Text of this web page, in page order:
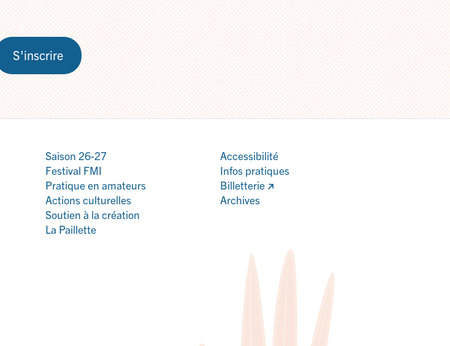
S'inscrire
Saison 26-27
Festival FMI
Pratique en amateurs
Actions culturelles
Soutien à la création
La Paillette
Accessibilité
Infos pratiques
Billetterie
Archives